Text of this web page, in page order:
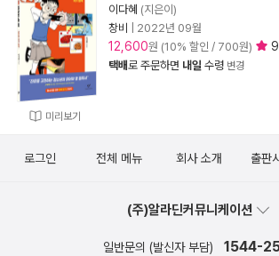
미리보기
이다혜 (지은이)
창비
2022년 09월
12,600원 (10% 할인 / 700원)
택배로 주문하면 내일 수령 변경
로그인 전체 메뉴 회사 소개 출판
(주)알라딘커뮤니케이션
일반문의 (발신자 부담) 1544-